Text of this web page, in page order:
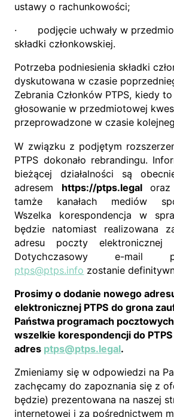
ustawy o rachunkowości;
· podjęcie uchwały w
składki członkowskiej.
Potrzeba podniesienia składki
dyskutowana w czasie
Zebrania Członków PTPS, kiedy
głosowanie w przedmiotowej
przeprowadzone w czasie
W związku z podjętym
PTPS dokonało rebrandingu.
bieżącej działalności są
adresem https://ptps.legaloraz
tamże kanałach mediów
Wszelka korespondencja w
będzie natomiast realizowana
adresu poczty elektronicznej
Dotychczasowy e-mail
ptps@ptps.info zostanie
Prosimy o dodanie nowego
elektronicznej PTPS do grona
Państwa programach
wszelkie korespondencji do PTPS
adres ptps@ptps.legal.
Zmieniamy się w odpowiedzi na
zachęcamy do zapoznania się z
będzie) prezentowana na naszej
internetowej i za pośrednictwem